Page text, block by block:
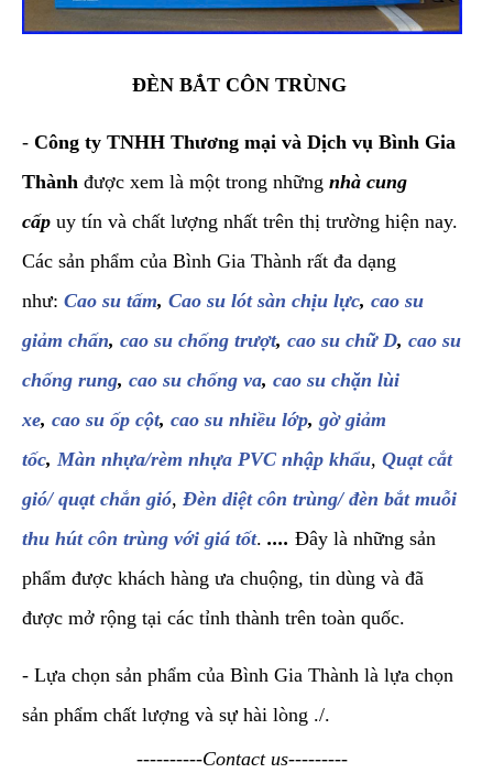
ĐÈN BẮT CÔN TRÙNG
- Công ty TNHH Thương mại và Dịch vụ Bình Gia
Thành được xem là một trong những nhà cung
cấp uy tín và chất lượng nhất trên thị trường hiện nay.
Các sản phẩm của Bình Gia Thành rất đa dạng
như: Cao su tấm, Cao su lót sàn chịu lực, cao su
giảm chấn, cao su chống trượt, cao su chữ D, cao su
chống rung, cao su chống va, cao su chặn lùi
xe, cao su ốp cột, cao su nhiều lớp, gờ giảm
tốc, Màn nhựa/rèm nhựa PVC nhập khẩu, Quạt cắt
gió/ quạt chắn gió, Đèn diệt côn trùng/ đèn bắt muỗi
thu hút côn trùng với giá tốt. .... Đây là những sản
phẩm được khách hàng ưa chuộng, tin dùng và đã
được mở rộng tại các tỉnh thành trên toàn quốc.
- Lựa chọn sản phẩm của Bình Gia Thành là lựa chọn
sản phẩm chất lượng và sự hài lòng ./.
----------Contact us---------